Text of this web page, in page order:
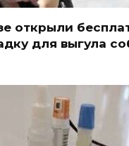
открыли
для выгула